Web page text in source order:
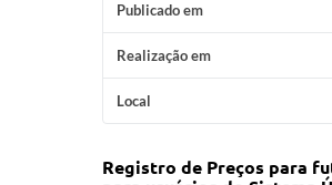
Publicado em
Realização em
Local
Registro de Preços para